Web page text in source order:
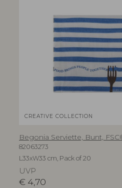
CREATIVE COLLECTION
Begonia Serviette, Bunt,
82063273
L33xW33 cm, Pack of 20
UVP
€ 4,70